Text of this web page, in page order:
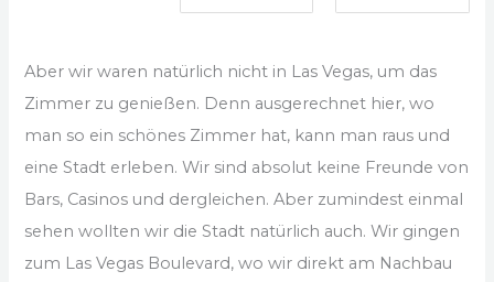
Aber wir waren natürlich nicht in Las Vegas, um das
Zimmer zu genießen. Denn ausgerechnet hier, wo
man so ein schönes Zimmer hat, kann man raus und
eine Stadt erleben. Wir sind absolut keine Freunde von
Bars, Casinos und dergleichen. Aber zumindest einmal
sehen wollten wir die Stadt natürlich auch. Wir gingen
zum Las Vegas Boulevard, wo wir direkt am Nachbau